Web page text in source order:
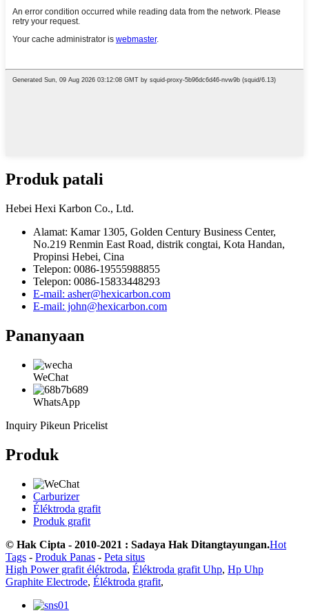
Produk patali
Hebei Hexi Karbon Co., Ltd.
Alamat: Kamar 1305, Golden Century Business Center,
No.219 Renmin East Road, distrik congtai, Kota Handan,
Propinsi Hebei, Cina
Telepon: 0086-19555988855
Telepon: 0086-15833448293
E-mail: asher@hexicarbon.com
E-mail: john@hexicarbon.com
Pananyaan
WeChat
WhatsApp
Inquiry Pikeun Pricelist
Produk
Carburizer
Éléktroda grafit
Produk grafit
© Hak Cipta - 2010-2021 : Sadaya Hak Ditangtayungan.Hot
Tags - Produk Panas - Peta situs
High Power grafit éléktroda, Éléktroda grafit Uhp, Hp Uhp
Graphite Electrode, Éléktroda grafit,